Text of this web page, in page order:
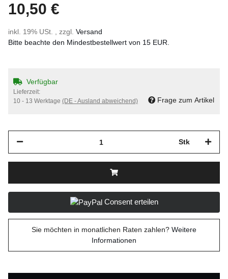
10,50 €
inkl. 19% USt. , zzgl. Versand
Bitte beachte den Mindestbestellwert von 15 EUR.
Verfügbar
Lieferzeit:
10 - 13 Werktage (DE - Ausland abweichend) Frage zum Artikel
Stk
Consent erteilen
Sie möchten in monatlichen Raten zahlen? Weitere
Informationen